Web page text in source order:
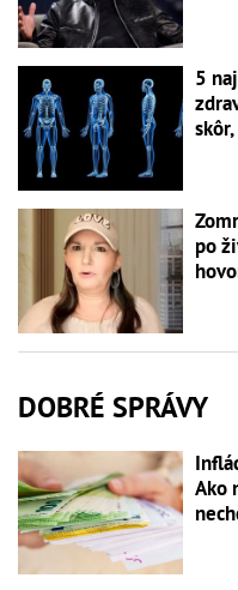
5
po
DOBRÉ SPRÁVY
Ako